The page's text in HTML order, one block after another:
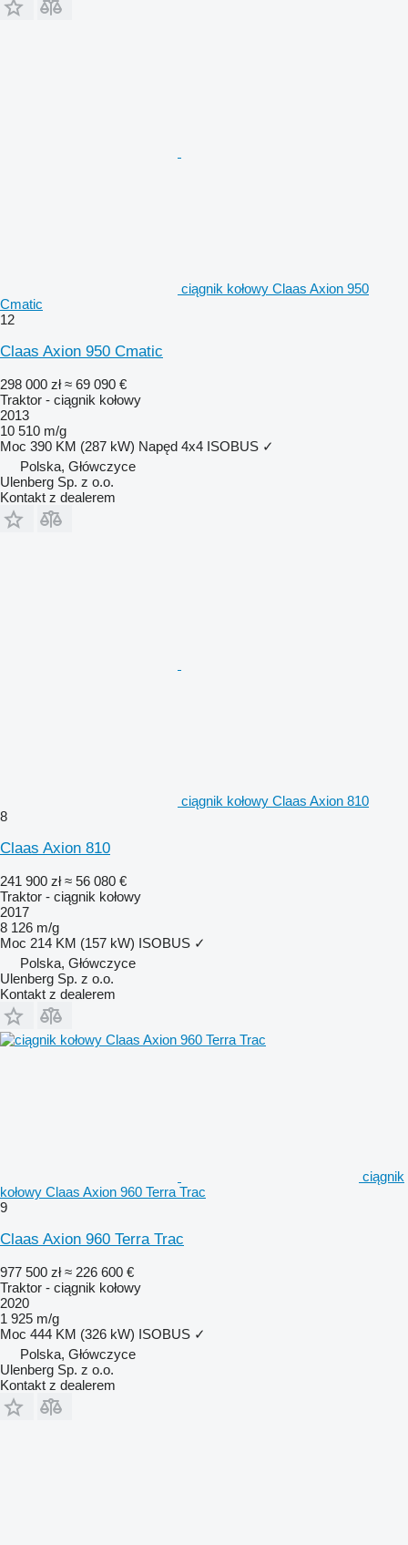
ciągnik kołowy Claas Axion 950
Cmatic
12
Claas Axion 950 Cmatic
298 000 zł ≈ 69 090 €
Traktor - ciągnik kołowy
2013
10 510 m/g
Moc 390 KM (287 kW) Napęd 4x4 ISOBUS ✓
Polska, Główczyce
Ulenberg Sp. z o.o.
Kontakt z dealerem
ciągnik kołowy Claas Axion 810
8
Claas Axion 810
241 900 zł ≈ 56 080 €
Traktor - ciągnik kołowy
2017
8 126 m/g
Moc 214 KM (157 kW) ISOBUS ✓
Polska, Główczyce
Ulenberg Sp. z o.o.
Kontakt z dealerem
ciągnik
kołowy Claas Axion 960 Terra Trac
9
Claas Axion 960 Terra Trac
977 500 zł ≈ 226 600 €
Traktor - ciągnik kołowy
2020
1 925 m/g
Moc 444 KM (326 kW) ISOBUS ✓
Polska, Główczyce
Ulenberg Sp. z o.o.
Kontakt z dealerem